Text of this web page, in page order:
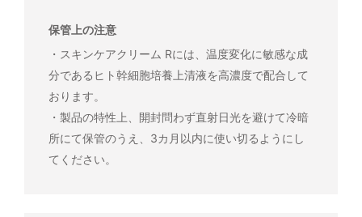
保管上の注意
・スキンケアクリーム Rには、温度変化に敏感な成
分であるヒト幹細胞培養上清液を高濃度で配合して
おります。
・製品の特性上、開封問わず直射日光を避けて冷暗
所にて保管のうえ、3カ月以内に使い切るようにし
てください。